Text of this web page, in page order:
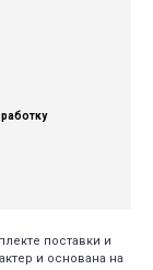
поставки и
и основана на